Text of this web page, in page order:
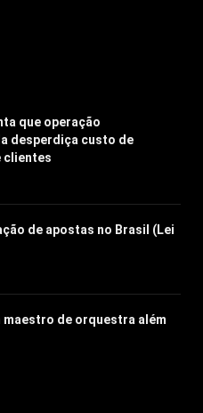
que operação
desperdiça custo de
clientes
de apostas no Brasil (Lei
maestro de orquestra além